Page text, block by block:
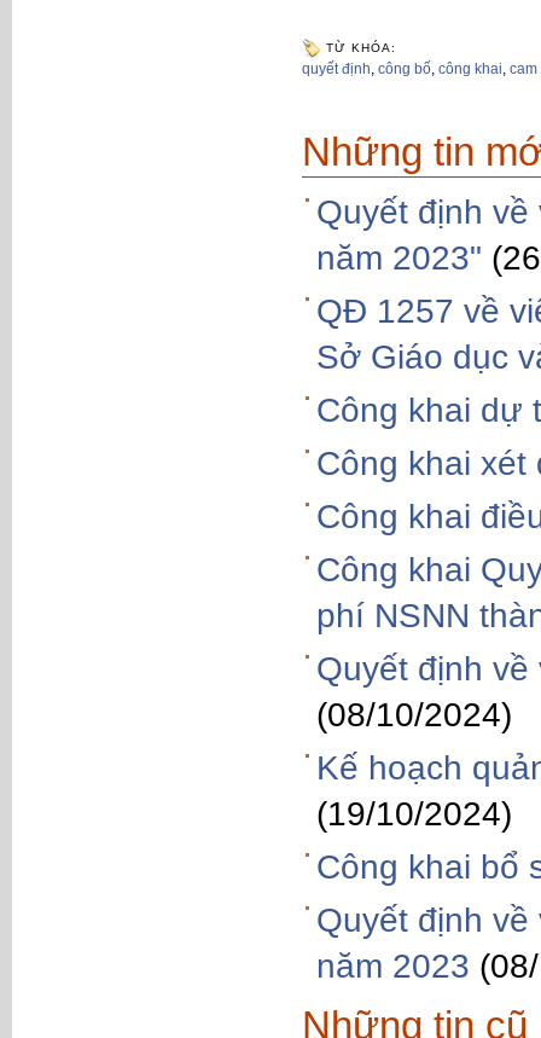
TỪ KHÓA:
quyết định, công bố, công khai, cam
Những tin
Quyết định
năm 2023"
QĐ 1257 về
Sở Giáo dục
Công khai dự
Công khai xét
Công khai
Công khai
phí NSNN
Quyết định
(08/10/2024)
Kế hoạch
(19/10/2024)
Công khai bổ
Quyết định
năm 2023
Những tin cũ